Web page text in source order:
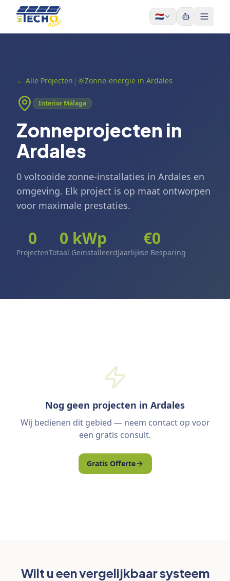
Skip to content
🇳🇱
← Alle Projecten | Zonne-energie in Ardales
Interior Málaga
Zonneprojecten in
Ardales
0 voltooide zonne-installaties in Ardales en
omgeving. Elk project is op maat ontworpen
voor maximale prestaties.
0
Projecten
0 kWp
Totaal Geïnstalleerd
€0
Jaarlijkse Besparing
Nog geen projecten in Ardales
Wij bedienen dit gebied — neem contact op voor
een gratis consult.
Gratis Offerte
Wilt u een vergelijkbaar systeem